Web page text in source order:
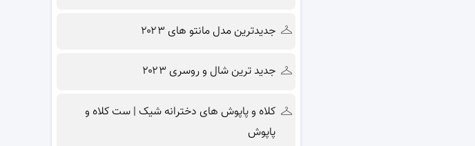
جدیدترین مدل مانتو های ۲۰۲۳
جدید ترین شال و روسری ۲۰۲۳
کلاه و پاپوش های دخترانه شیک | ست کلاه و
پاپوش